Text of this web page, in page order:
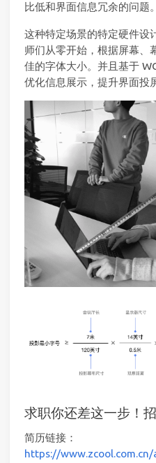
比低和界面信息冗余的问题。
这种特定场景的特定硬件设
师们从零开始，根据屏幕、
佳的字体大小。并且基于
优化信息展示，提升界面投
求职你还差这一步！
简历链接：
https://